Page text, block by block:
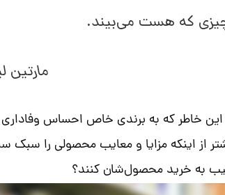
چیزی که هست می‌بیند.
مارتین
این خاطر که به برندی خاص احساس
از اینکه مزایا و معایب محصولی را سبک
به خرید محصول‌شان کنند؟